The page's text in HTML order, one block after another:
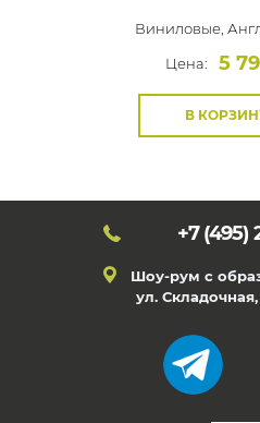
Виниловые,
Цена:
5
В
+7 (495)
Шоу-рум с
ул.